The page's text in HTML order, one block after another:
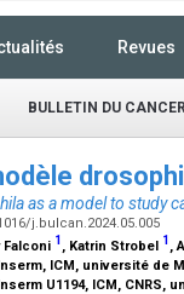
Revues
BULLETIN DU
as a model to study
j.bulcan.2024.05.005
1 , Katrin Strobel 1 ,
ICM, université de
U1194, ICM,